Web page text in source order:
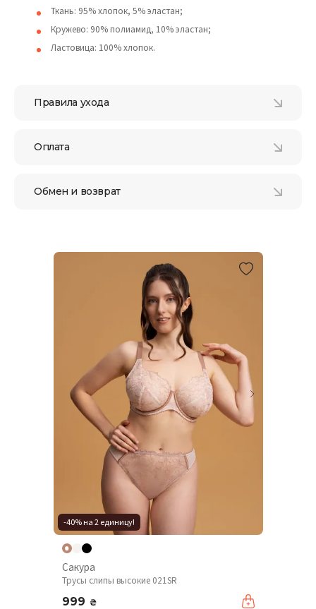
Ткань: 95% хлопок, 5% эластан;
Кружево: 90% полиамид, 10% эластан;
Ластовица: 100% хлопок.
Правила ухода
Оплата
Обмен и возврат
-40% на 2 единицу!
Сакура
Трусы слипы высокие 021SR
999 ₴